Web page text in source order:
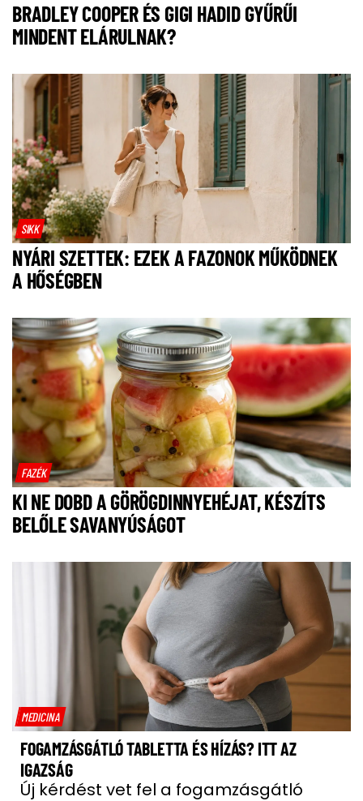
BRADLEY COOPER ÉS GIGI HADID GYŰRŰI
MINDENT ELÁRULNAK?
SIKK
NYÁRI SZETTEK: EZEK A FAZONOK MŰKÖDNEK
A HŐSÉGBEN
FAZÉK
KI NE DOBD A GÖRÖGDINNYEHÉJAT, KÉSZÍTS
BELŐLE SAVANYÚSÁGOT
MEDICINA
FOGAMZÁSGÁTLÓ TABLETTA ÉS HÍZÁS? ITT AZ
IGAZSÁG
Új kérdést vet fel a fogamzásgátló